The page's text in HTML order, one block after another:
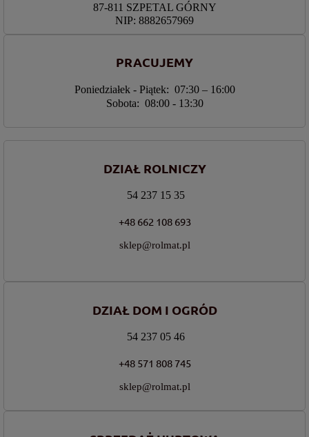
87-811 SZPETAL GÓRNY
NIP: 8882657969
PRACUJEMY
Poniedziałek - Piątek: 07:30 – 16:00
Sobota: 08:00 - 13:30
DZIAŁ ROLNICZY
54 237 15 35
+48 662 108 693
sklep@rolmat.pl
DZIAŁ DOM I OGRÓD
54 237 05 46
+48 571 808 745
sklep@rolmat.pl